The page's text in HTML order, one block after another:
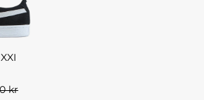
kr